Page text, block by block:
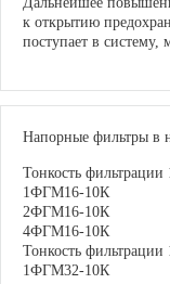
к открытию
поступает в систему,
Напорные фильтры в
Тонкость
1ФГМ16-10К
2ФГМ16-10К
4ФГМ16-10К
Тонкость
1ФГМ32-10К